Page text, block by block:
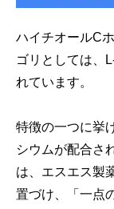
ハイチオールC
ゴリとしては、
れています。
特徴の一つに挙
シウムが配合さ
は、エスエス製
置づけ、「一点